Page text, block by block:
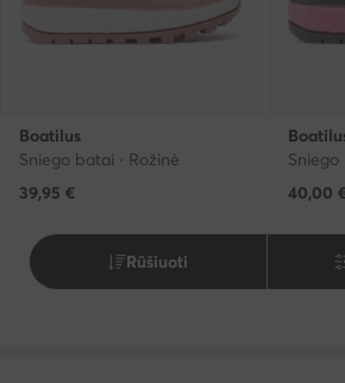
Boatilus
Sniego batai · Rožinė
39,95 €
Sniego
40,00
Rūšiuoti